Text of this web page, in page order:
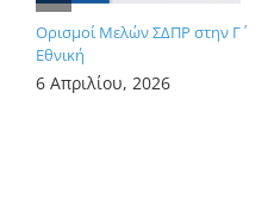
Ορισμοί Μελών ΣΔΠΡ στην Γ΄
Εθνική
6 Απριλίου, 2026